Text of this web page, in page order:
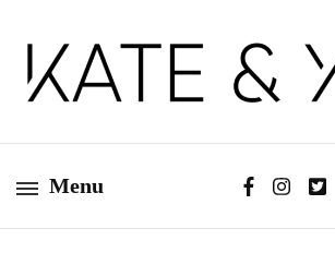
Kate&You
Menu